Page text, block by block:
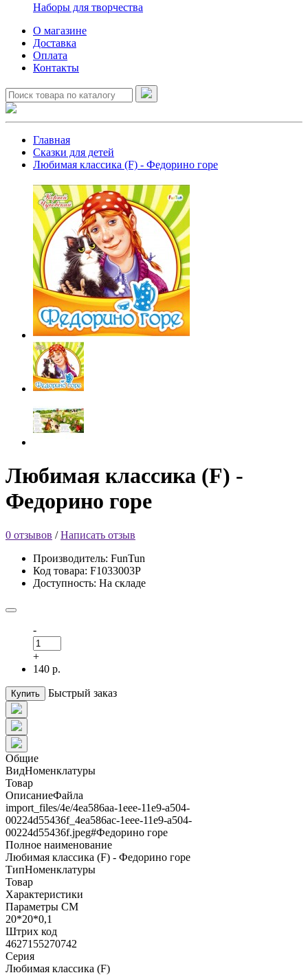
Наборы для творчества
О магазине
Доставка
Оплата
Контакты
Главная
Сказки для детей
Любимая классика (F) - Федорино горе
Любимая классика (F) -
Федорино горе
0 отзывов /Написать отзыв
Производитель: FunTun
Код товара: F1033003Р
Доступность: На складе
-
+
140 р.
Купить Быстрый заказ
Общие
ВидНоменклатуры
Товар
ОписаниеФайла
import_files/4e/4ea586aa-1eee-11e9-a504-
00224d55436f_4ea586ac-1eee-11e9-a504-
00224d55436f.jpeg#Федорино горе
Полное наименование
Любимая классика (F) - Федорино горе
ТипНоменклатуры
Товар
Характеристики
Параметры СМ
20*20*0,1
Штрих код
4627155270742
Серия
Любимая классика (F)